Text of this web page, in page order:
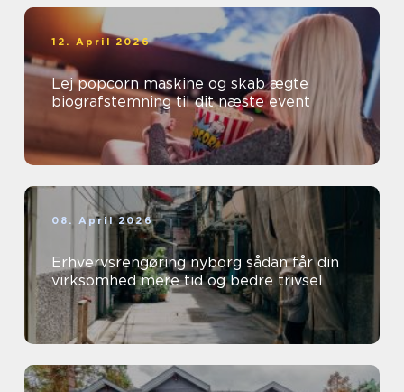
12. April 2026
Lej popcorn maskine og skab ægte
biografstemning til dit næste event
08. April 2026
Erhvervsrengøring nyborg sådan får din
virksomhed mere tid og bedre trivsel